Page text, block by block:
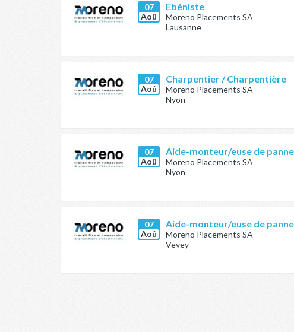
07
Aoû
Ebéniste
Moreno Placements SA
Lausanne
07
Aoû
Charpentier / Charpentière
Moreno Placements SA
Nyon
07
Aoû
Aide-monteur/euse de
Moreno Placements SA
Nyon
07
Aoû
Aide-monteur/euse de
Moreno Placements SA
Vevey